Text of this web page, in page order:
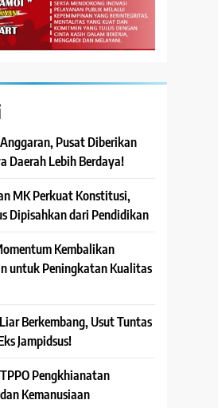
Pusat Diberikan
Daerah Lebih Berdaya!
MK Perkuat Konstitusi,
Dipisahkan dari Pendidikan
Kembalikan
untuk Peningkatan Kualitas
Berkembang, Usut Tuntas
Jampidsus!
Pengkhianatan
Kemanusiaan